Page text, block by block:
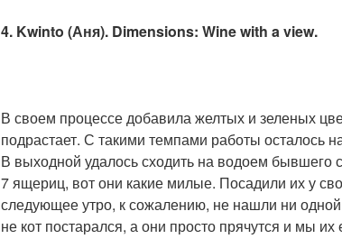
4. Kwinto (Аня). Dimensions: Wine with a view.
В своем процессе добавила желтых и зеленых
подрастает. С такими темпами работы осталось
В выходной удалось сходить на водоем бывшего
7 ящериц, вот они какие милые. Посадили их у
следующее утро, к сожалению, не нашли ни
не кот постарался, а они просто прячутся и мы